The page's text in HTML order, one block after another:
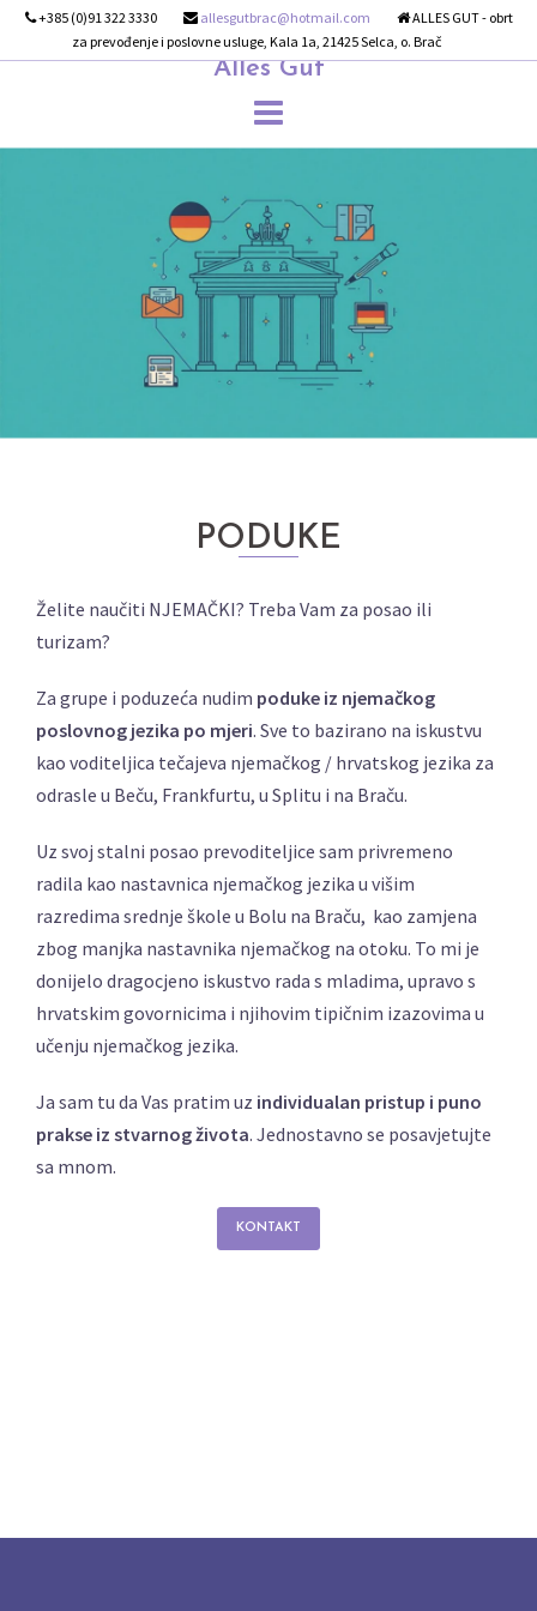
Skip+385 (0)91 322 3330 allesgutbrac@hotmail.com
ALLES GUT - obrt
za prevođenje i poslovne usluge, Kala 1a, 21425 Selca, o. Brač
Alles Gut
PODUKE
Želite naučiti NJEMAČKI? Treba Vam za posao ili
turizam?
Za grupe i poduzeća nudim poduke iz njemačkog
poslovnog jezika po mjeri. Sve to bazirano na iskustvu
kao voditeljica tečajeva njemačkog / hrvatskog jezika za
odrasle u Beču, Frankfurtu, u Splitu i na Braču.
Uz svoj stalni posao prevoditeljice sam privremeno
radila kao nastavnica njemačkog jezika u višim
razredima srednje škole u Bolu na Braču, kao zamjena
zbog manjka nastavnika njemačkog na otoku. To mi je
donijelo dragocjeno iskustvo rada s mladima, upravo s
hrvatskim govornicima i njihovim tipičnim izazovima u
učenju njemačkog jezika.
Ja sam tu da Vas pratim uz individualan pristup i puno
prakse iz stvarnog života. Jednostavno se posavjetujte
sa mnom.
KONTAKT